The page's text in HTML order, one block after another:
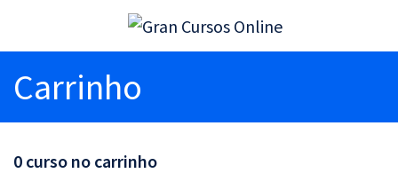
Carrinho
0 curso no carrinho